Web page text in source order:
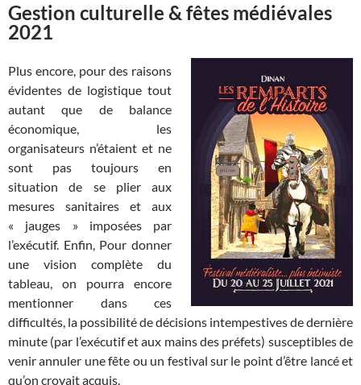
Gestion culturelle & fêtes médiévales
2021
Plus encore, pour des raisons
évidentes de logistique tout
autant que de balance
économique, les
organisateurs n’étaient et ne
sont pas toujours en
situation de se plier aux
mesures sanitaires et aux
« jauges » imposées par
l’exécutif. Enfin, Pour donner
une vision complète du
tableau, on pourra encore
mentionner dans ces
difficultés, la possibilité de décisions intempestives de dernière
minute (par l’exécutif et aux mains des préfets) susceptibles de
venir annuler une fête ou un festival sur le point d’être lancé et
qu’on croyait acquis.